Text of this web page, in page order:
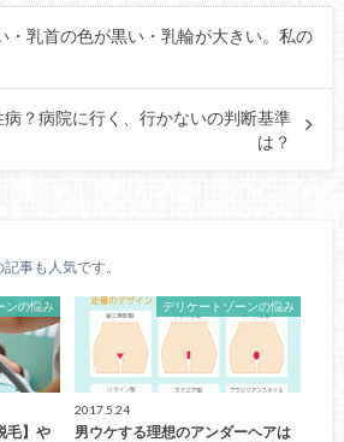
・乳首の色が黒い・乳輪が大きい。私の
？病院に行く、行かないの判断基準
は？
記事も人気です。
ンの悩み
毛】や
デリケートゾーンの悩み
2017.5.24
男ウケする理想のアンダーヘアは